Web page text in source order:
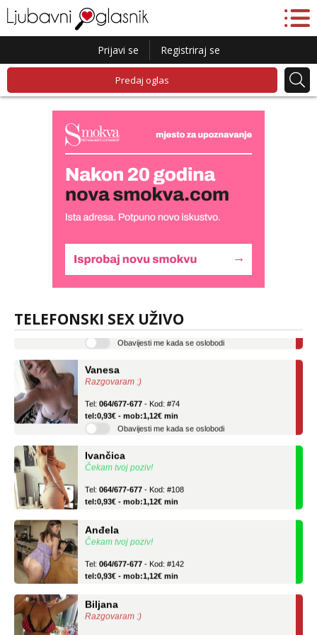
Prijavi se Registriraj se
Predaj oglas
TELEFONSKI SEX UŽIVO
Biljana
Razgovaram :)
tel:0,93€ - mob:1,12€ min
Razgovaram :)
tel:0,93€ - mob:1,12€ min
Obavijesti me kada se oslobodi
Čekam tvoj poziv!
tel:0,93€ - mob:1,12€ min
Čekam tvoj poziv!
tel:0,93€ - mob:1,12€ min
Razgovaram :)